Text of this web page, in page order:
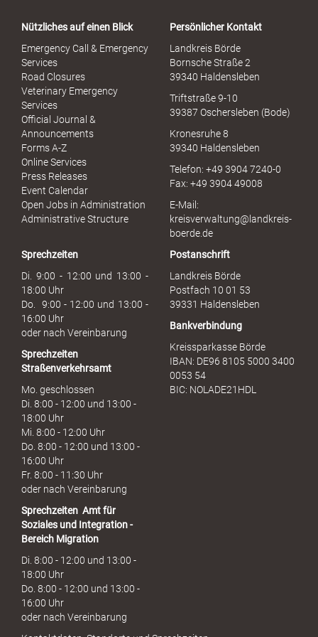
S
s
u
h
Nützliches auf einen Blick
Emergency Call & Emergency
Services
Road Closures
Veterinary Emergency
Services
Official Journal &
Announcements
Forms A-Z
Online Services
Press Releases
Event Calendar
Open Jobs in Administration
Administrative Structure
Persönlicher Kontakt
Landkreis Börde
Bornsche Straße 2
39340 Haldensleben
Triftstraße 9-10
39387 Oschersleben (Bode)
Kronesruhe 8
39340 Haldensleben
Telefon: +49 3904 7240-0
Fax: +49 3904 49008
E-Mail:
kreisverwaltung@landkreis-
boerde.de
Sprechzeiten
Di. 9:00 - 12:00 und 13:00 -
18:00 Uhr
Do. 9:00 - 12:00 und 13:00 -
16:00 Uhr
oder nach Vereinbarung
Sprechzeiten
Straßenverkehrsamt
Mo. geschlossen
Di. 8:00 - 12:00 und 13:00 -
18:00 Uhr
Mi. 8:00 - 12:00 Uhr
Do. 8:00 - 12:00 und 13:00 -
16:00 Uhr
Fr. 8:00 - 11:30 Uhr
oder nach Vereinbarung
Sprechzeiten Amt für
Soziales und Integration -
Bereich Migration
Di. 8:00 - 12:00 und 13:00 -
18:00 Uhr
Do. 8:00 - 12:00 und 13:00 -
16:00 Uhr
oder nach Vereinbarung
Postanschrift
Landkreis Börde
Postfach 10 01 53
39331 Haldensleben
Bankverbindung
Kreissparkasse Börde
IBAN: DE96 8105 5000 3400
0053 54
BIC: NOLADE21HDL